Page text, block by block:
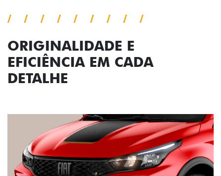
ORIGINALIDADE E
EFICIÊNCIA EM CADA
DETALHE